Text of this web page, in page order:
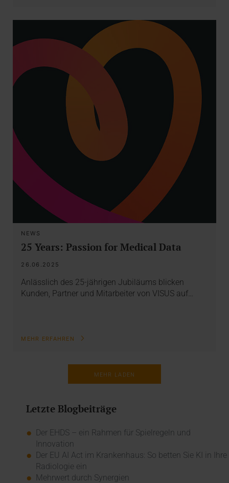
NEWS
25 Years: Passion for Medical Data
26.06.2025
Anlässlich des 25-jährigen Jubiläums blicken
Kunden, Partner und Mitarbeiter von VISUS auf…
MEHR ERFAHREN
MEHR LADEN
Letzte Blogbeiträge
Der EHDS – ein Rahmen für Spielregeln und
Innovation
Der EU AI Act im Krankenhaus: So betten Sie KI in Ihre
Radiologie ein
Mehrwert durch Synergien